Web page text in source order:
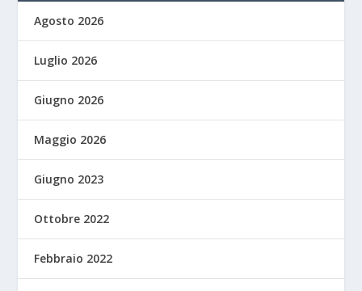
Agosto 2026
Luglio 2026
Giugno 2026
Maggio 2026
Giugno 2023
Ottobre 2022
Febbraio 2022